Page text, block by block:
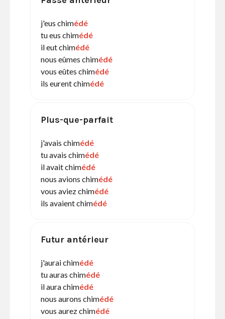
j'eus chimédé
tu eus chimédé
il eut chimédé
nous eûmes chimédé
vous eûtes chimédé
ils eurent chimédé
Plus-que-parfait
j'avais chimédé
tu avais chimédé
il avait chimédé
nous avions chimédé
vous aviez chimédé
ils avaient chimédé
Futur antérieur
j'aurai chimédé
tu auras chimédé
il aura chimédé
nous aurons chimédé
vous aurez chimédé